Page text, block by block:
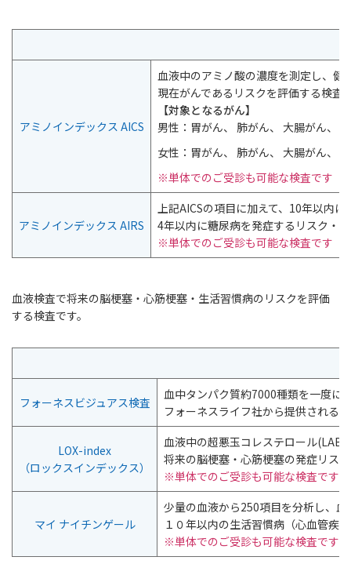
アミノインデックス AICS
血液中のアミノ酸の濃度を測定し、健
現在がんであるリスクを評価する検査
【対象となるがん】
男性：胃がん、 肺がん、 大腸がん、
女性：胃がん、 肺がん、 大腸がん、
※単体でのご受診も可能な検査です
アミノインデックス AIRS
上記AICSの項目に加えて、10年以内
4年以内に糖尿病を発症するリスク・
※単体でのご受診も可能な検査です
血液検査で将来の脳梗塞・心筋梗塞・生活習慣病のリスクを評価
する検査です。
フォーネスビジュアス検査
血中タンパク質約7000種類を一度に
フォーネスライフ社から提供される
LOX-index
（ロックスインデックス）
血液中の超悪玉コレステロール
将来の脳梗塞・心筋梗塞の発症リス
※単体でのご受診も可能な検査です
マイ ナイチンゲール
少量の血液から250項目を分析し、
１０年以内の生活習慣病（心血管疾
※単体でのご受診も可能な検査です